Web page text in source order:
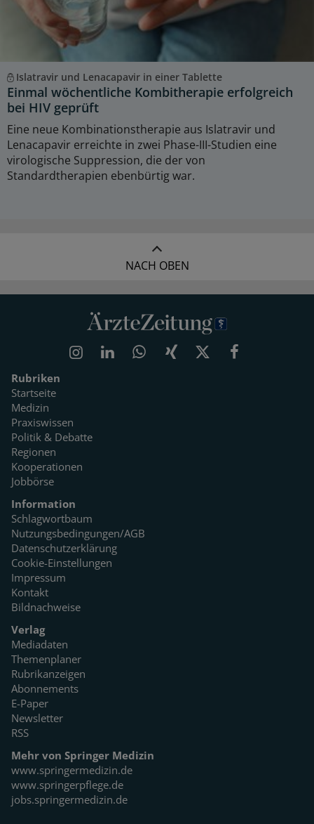
Islatravir und Lenacapavir in einer Tablette
Einmal wöchentliche Kombitherapie erfolgreich
bei HIV geprüft
Eine neue Kombinationstherapie aus Islatravir und
Lenacapavir erreichte in zwei Phase-III-Studien eine
virologische Suppression, die der von
Standardtherapien ebenbürtig war.
NACH OBEN
Rubriken
Startseite
Medizin
Praxiswissen
Politik & Debatte
Regionen
Kooperationen
Jobbörse
Information
Schlagwortbaum
Nutzungsbedingungen/AGB
Datenschutzerklärung
Cookie-Einstellungen
Impressum
Kontakt
Bildnachweise
Verlag
Mediadaten
Themenplaner
Rubrikanzeigen
Abonnements
E-Paper
Newsletter
RSS
Mehr von Springer Medizin
www.springermedizin.de
www.springerpflege.de
jobs.springermedizin.de